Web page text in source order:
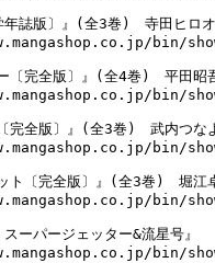
年誌版〕』(全3巻)　寺田ヒロ
bin/
〔完全版〕』(全4巻)　平田昭
bin/
完全版〕』(全3巻)　武内つな
bin/
ト〔完全版〕』(全3巻)　堀江
bin/
ーパージェッター&流星号』
bin/